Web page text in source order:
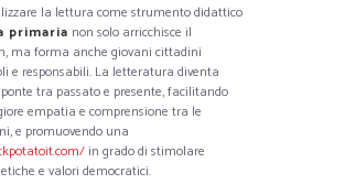
la lettura come strumento didattico
primaria non solo arricchisce il
ma forma anche giovani cittadini
e responsabili. La letteratura diventa
tra passato e presente, facilitando
empatia e comprensione tra le
e promuovendo una
in grado di stimolare
e valori democratici.